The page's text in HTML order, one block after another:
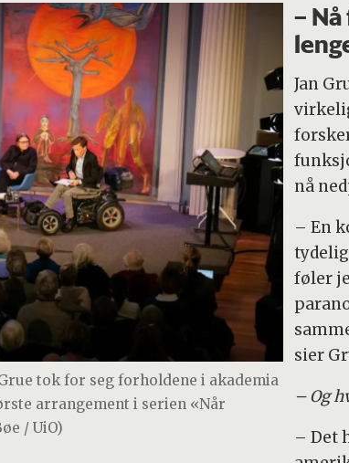
tok for seg forholdene i akademia
arrangement i serien «Når
/ UiO)
–
Jan
nå
– En
føler
sier
– Og
– Det